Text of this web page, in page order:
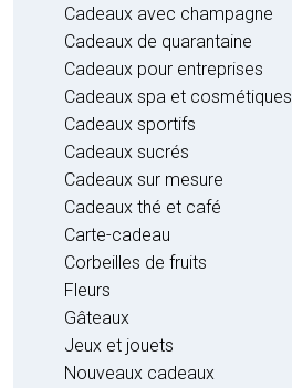
Cadeaux avec champagne
Cadeaux de quarantaine
Cadeaux pour entreprises
Cadeaux spa et cosmétiques
Cadeaux sportifs
Cadeaux sucrés
Cadeaux sur mesure
Cadeaux thé et café
Carte-cadeau
Corbeilles de fruits
Fleurs
Gâteaux
Jeux et jouets
Nouveaux cadeaux